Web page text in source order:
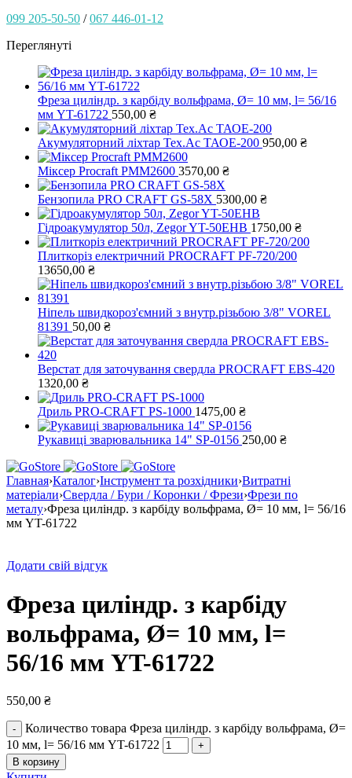
099 205-50-50 /067 446-01-12
Переглянуті
Фреза циліндр. з карбіду вольфрама, Ø= 10 мм, l= 56/16
мм YT-61722 550,00 ₴
Акумуляторний ліхтар Тех.Ас ТАОЕ-200 950,00 ₴
Міксер Procraft PMM2600 3570,00 ₴
Бензопила PRO CRAFT GS-58X 5300,00 ₴
Гідроакумулятор 50л, Zegor YT-50EHB 1750,00 ₴
Плиткоріз електричний PROCRAFT PF-720/200
13650,00 ₴
Ніпель швидкороз'ємний з внутр.різьбою 3/8" VOREL
81391 50,00 ₴
Верстат для заточування свердла PROCRAFT ЕВS-420
1320,00 ₴
Дриль PRO-CRAFT PS-1000 1475,00 ₴
Рукавиці зварювальника 14" SP-0156 250,00 ₴
Главная›Каталог›Інструмент та розхідники›Витратні
матеріали›Свердла / Бури / Коронки / Фрези›Фрези по
металу›Фреза циліндр. з карбіду вольфрама, Ø= 10 мм, l= 56/16
мм YT-61722
Додати свій відгук
Фреза циліндр. з карбіду
вольфрама, Ø= 10 мм, l=
56/16 мм YT-61722
550,00 ₴
Количество товара Фреза циліндр. з карбіду вольфрама, Ø=
10 мм, l= 56/16 мм YT-61722
В корзину